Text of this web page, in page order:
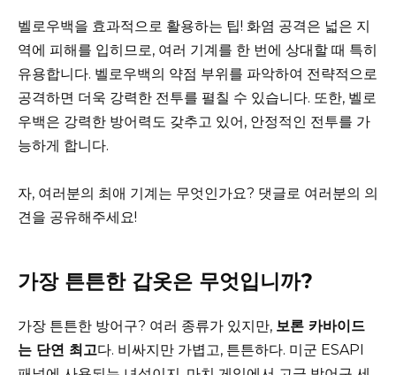
벨로우백을 효과적으로 활용하는 팁! 화염 공격은 넓은 지
역에 피해를 입히므로, 여러 기계를 한 번에 상대할 때 특히
유용합니다. 벨로우백의 약점 부위를 파악하여 전략적으로
공격하면 더욱 강력한 전투를 펼칠 수 있습니다. 또한, 벨로
우백은 강력한 방어력도 갖추고 있어, 안정적인 전투를 가
능하게 합니다.
자, 여러분의 최애 기계는 무엇인가요? 댓글로 여러분의 의
견을 공유해주세요!
가장 튼튼한 갑옷은 무엇입니까?
가장 튼튼한 방어구? 여러 종류가 있지만, 보론 카바이드
는 단연 최고다. 비싸지만 가볍고, 튼튼하다. 미군 ESAPI